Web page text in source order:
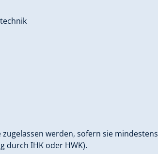
werden, sofern sie mindestens
durch IHK oder HWK).